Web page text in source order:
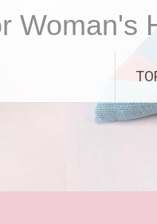
Woman's